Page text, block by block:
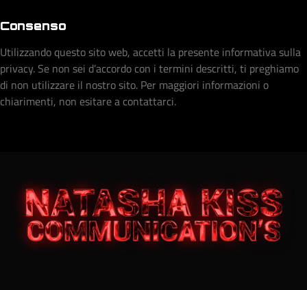
Consenso
Utilizzando questo sito web, accetti la presente informativa sulla
privacy. Se non sei d’accordo con i termini descritti, ti preghiamo
di non utilizzare il nostro sito. Per maggiori informazioni o
chiarimenti, non esitare a contattarci.